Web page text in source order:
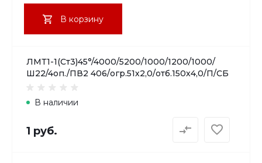
В корзину
ЛМТ1-1(Ст3)45°/4000/5200/1000/1200/1000/
Ш22/4оп./ПВ2 406/огр.51х2,0/отб.150х4,0/П/СБ
В наличии
1 руб.